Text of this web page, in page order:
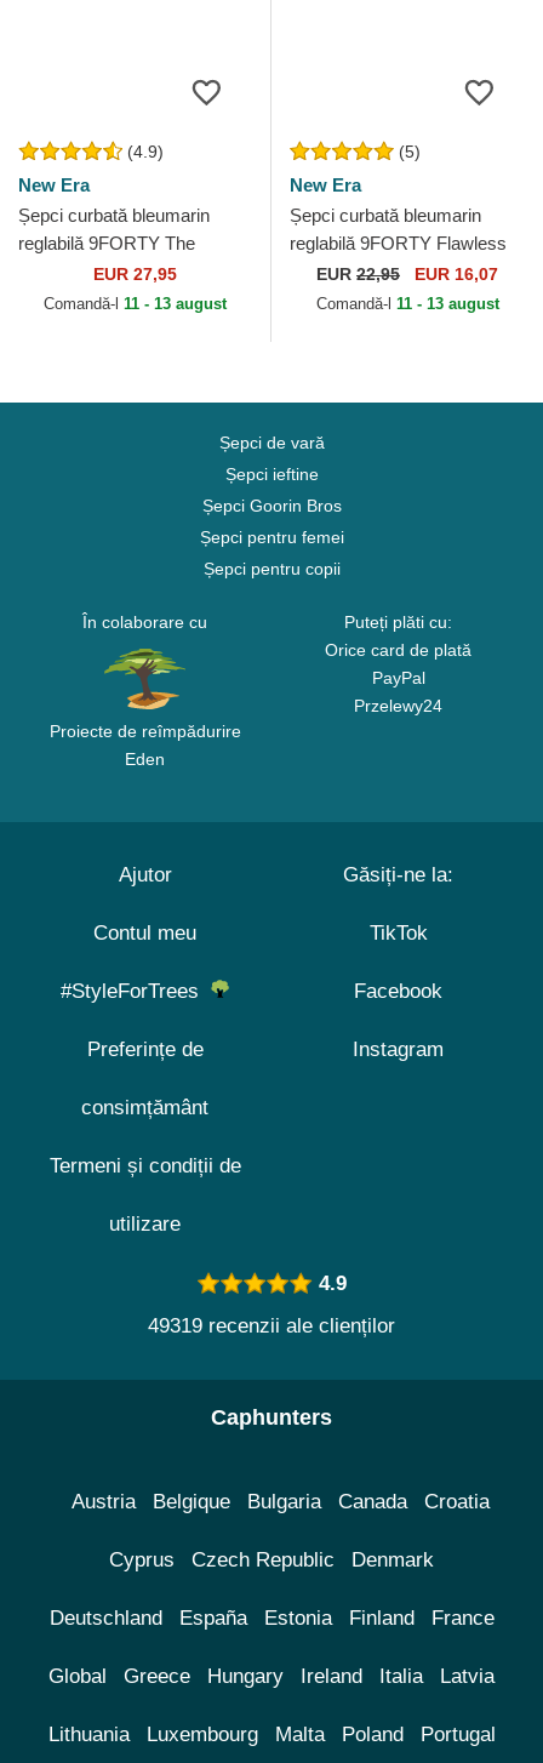
(4.9)
New Era
Șepci curbată bleumarin
reglabilă 9FORTY The
League de New York
Yankees MLB de New Era
EUR 27,95
Comandă-l 11 - 13 august
(5)
New Era
Șepci curbată bleumarin
reglabilă 9FORTY Flawless
de New York Yankees MLB
de New Era
EUR 22,95 EUR 16,07
Comandă-l 11 - 13 august
Șepci de vară
Șepci ieftine
Șepci Goorin Bros
Șepci pentru femei
Șepci pentru copii
În colaborare cu
Proiecte de reîmpădurire
Eden
Puteți plăti cu:
Orice card de plată
PayPal
Przelewy24
Ajutor
Contul meu
#StyleForTrees
Preferințe de
consimțământ
Termeni și condiții de
utilizare
Găsiți-ne la:
TikTok
Facebook
Instagram
4.9
49319 recenzii ale clienților
Caphunters
Austria Belgique Bulgaria Canada Croatia
Cyprus Czech Republic Denmark
Deutschland España Estonia Finland France
Global Greece Hungary Ireland Italia Latvia
Lithuania Luxembourg Malta Poland Portugal